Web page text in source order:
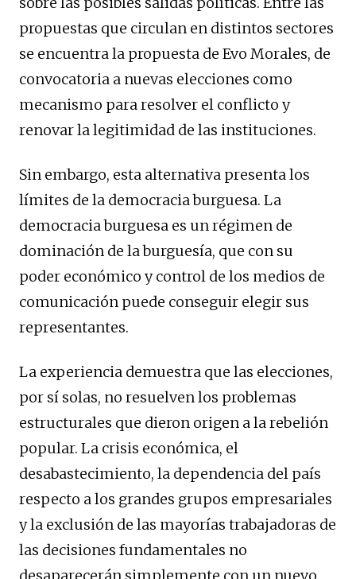
propuestas que circulan en distintos sectores
se encuentra la propuesta de Evo Morales, de
convocatoria a nuevas elecciones como
mecanismo para resolver el conflicto y
renovar la legitimidad de las instituciones.
Sin embargo, esta alternativa presenta los
límites de la democracia burguesa. La
democracia burguesa es un régimen de
dominación de la burguesía, que con su
poder económico y control de los medios de
comunicación puede conseguir elegir sus
representantes.
La experiencia demuestra que las elecciones,
por sí solas, no resuelven los problemas
estructurales que dieron origen a la rebelión
popular. La crisis económica, el
desabastecimiento, la dependencia del país
respecto a los grandes grupos empresariales
y la exclusión de las mayorías trabajadoras de
las decisiones fundamentales no